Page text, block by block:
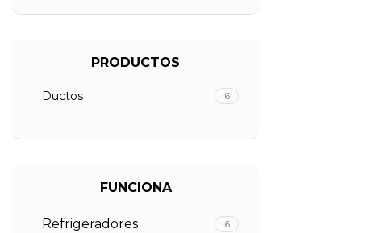
PRODUCTOS
Ductos 6
FUNCIONA
Refrigeradores 6